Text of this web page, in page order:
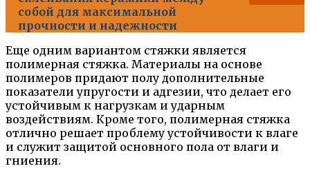
собой для максимальной
прочности и надежности
Еще одним вариантом стяжки является
полимерная стяжка. Материалы на основе
полимеров придают полу дополнительные
показатели упругости и адгезии, что делает его
устойчивым к нагрузкам и ударным
воздействиям. Кроме того, полимерная стяжка
отлично решает проблему устойчивости к влаге
и служит защитой основного пола от влаги и
гниения.